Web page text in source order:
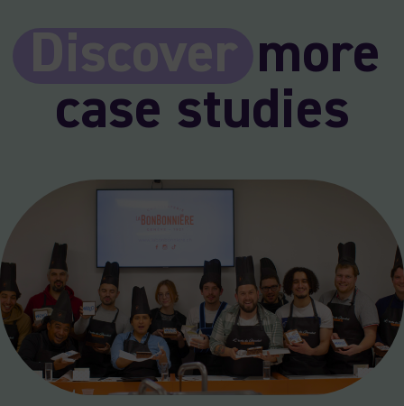
Discovermore
case studies